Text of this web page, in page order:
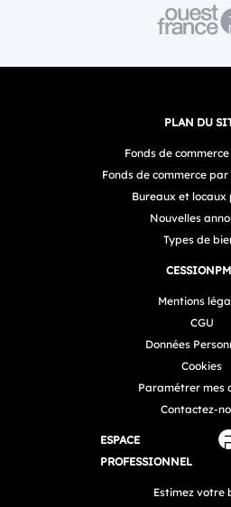
PLAN DU
Fonds de
Fonds de commerce
Bureaux et locaux
Nouvelles
Types de
Mentions
CGU
Données
Cookies
Paramétrer mes
Contactez-
ESPACE
PROFESSIONNEL
Estimez votre